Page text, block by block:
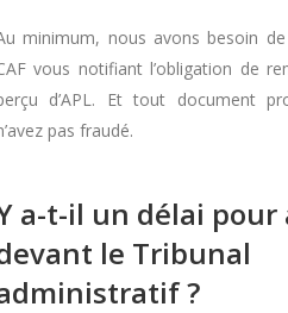
minimum, nous avons besoin
vous notifiant l’obligation de
d’APL. Et tout document
pas fraudé.
a-t-il un délai pour
le Tribunal
?